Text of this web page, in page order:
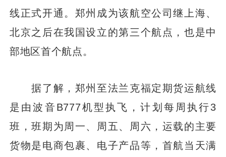
线正式开通。郑州成为该航空公司继上海、
北京之后在我国设立的第三个航点，也是中
部地区首个航点。
据了解，郑州至法兰克福定期货运航线
是由波音B777机型执飞，计划每周执行3
班，班期为周一、周五、周六，运载的主要
货物是电商包裹、电子产品等，首航当天满